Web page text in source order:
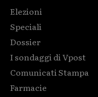
Elezioni
Speciali
Dossier
I sondaggi di Vpost
Comunicati Stampa
Farmacie